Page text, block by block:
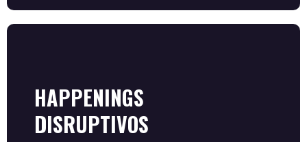
HAPPENINGS
DISRUPTIVOS